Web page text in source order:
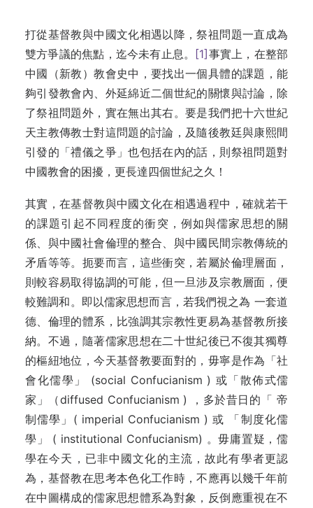
打從基督教與中國文化相遇以降，祭祖問題一直成為
雙方爭議的焦點，迄今未有止息。
[1] 事實上，在整部
中國（新教）教會史中，要找出一個具體的課題，能
夠引發教會內、外延綿近二個世紀的關懷與討論，除
了祭祖問題外，實在無出其右。要是我們把十六世紀
天主教傳教士對這問題的討論，及隨後教廷與康熙間
引發的「禮儀之爭」也包括在內的話，則祭祖問題對
中國教會的困擾，更長達四個世紀之久！
其實，在基督教與中國文化在相遇過程中，確就若干
的課題引起不同程度的衝突，例如與儒家思想的關
係、與中國社會倫理的整合、與中國民間宗教傳統的
矛盾等等。扼要而言，這些衝突，若屬於倫理層面，
則較容易取得協調的可能，但一旦涉及宗教層面，便
較難調和。即以儒家思想而言，若我們視之為 一套道
德、倫理的體系，比強調其宗教性更易為基督教所接
納。不過，隨著儒家思想在二十世紀後已不復其獨尊
的樞紐地位，今天基督教要面對的，毋寧是作為「社
會化儒學」 (social Confucianism ) 或「散佈式儒
家」（diffused Confucianism ) ，多於昔日的「 帝
制儒學」( imperial Confucianism ) 或 「制度化儒
學」 ( institutional Confucianism) 。毋庸置疑，儒
學在今天，已非中國文化的主流，故此有學者更認
為，基督教在思考本色化工作時，不應再以幾千年前
在中圖構成的儒家思想體系為對象，反倒應重視在不